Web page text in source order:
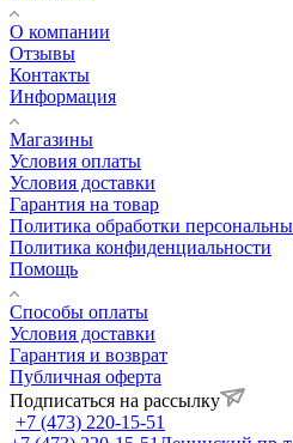
О компании
Отзывы
Контакты
Информация
Магазины
Условия оплаты
Условия доставки
Гарантия на товар
Политика обработки
Политика конфиденциальности
Помощь
Способы оплаты
Условия доставки
Гарантия и возврат
Публичная оферта
Подписаться на рассылку
+7 (473) 220-15-51